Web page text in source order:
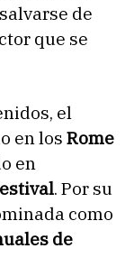
de
que se
el
en los Rome
en
. Por su
como
de